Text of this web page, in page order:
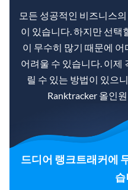
모든 성공적인 비즈니스
이 있습니다. 하지만 선택
이 무수히 많기 때문에
어려울 수 있습니다. 이제
릴 수 있는 방법이 있으
Ranktracker 올인
드디어 랭크트래커에